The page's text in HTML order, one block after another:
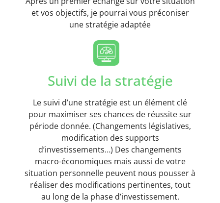
et vos objectifs, je pourrai vous préconiser
une stratégie adaptée
Suivi de la stratégie
Le suivi d’une stratégie est un élément clé
pour maximiser ses chances de réussite sur
période donnée. (Changements législatives,
modification des supports
d’investissements…) Des changements
macro-économiques mais aussi de votre
situation personnelle peuvent nous pousser à
réaliser des modifications pertinentes, tout
au long de la phase d’investissement.